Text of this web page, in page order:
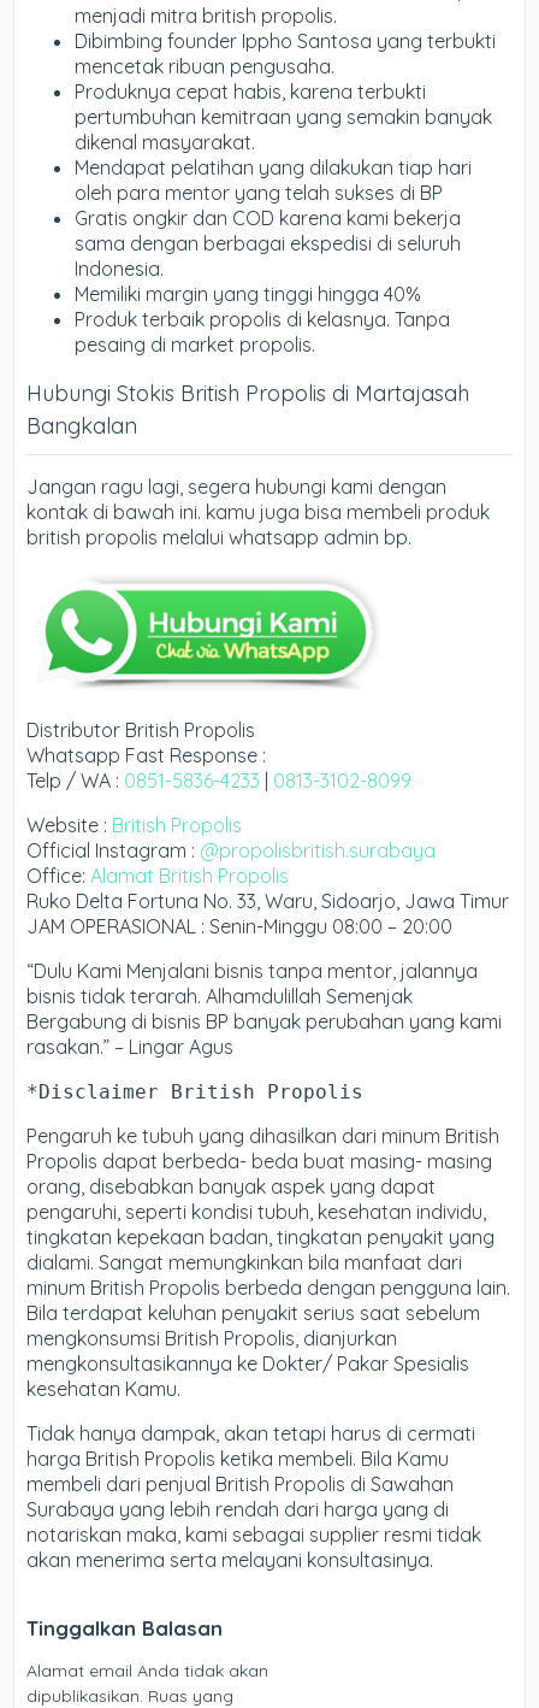
menjadi mitra british propolis.
Dibimbing founder Ippho Santosa yang terbukti
mencetak ribuan pengusaha.
Produknya cepat habis, karena terbukti
pertumbuhan kemitraan yang semakin banyak
dikenal masyarakat.
Mendapat pelatihan yang dilakukan tiap hari
oleh para mentor yang telah sukses di BP
Gratis ongkir dan COD karena kami bekerja
sama dengan berbagai ekspedisi di seluruh
Indonesia.
Memiliki margin yang tinggi hingga 40%
Produk terbaik propolis di kelasnya. Tanpa
pesaing di market propolis.
Hubungi Stokis British Propolis di Martajasah
Bangkalan
Jangan ragu lagi, segera hubungi kami dengan
kontak di bawah ini. kamu juga bisa membeli produk
british propolis melalui whatsapp admin bp.
Distributor British Propolis
Whatsapp Fast Response :
Telp / WA : 0851-5836-4233 | 0813-3102-8099
Website : British Propolis
Official Instagram : @propolisbritish.surabaya
Office:Alamat British Propolis
Ruko Delta Fortuna No. 33, Waru, Sidoarjo, Jawa Timur
JAM OPERASIONAL : Senin-Minggu 08:00 – 20:00
“Dulu Kami Menjalani bisnis tanpa mentor, jalannya
bisnis tidak terarah. Alhamdulillah Semenjak
Bergabung di bisnis BP banyak perubahan yang kami
rasakan.” – Lingar Agus
*Disclaimer British Propolis
Pengaruh ke tubuh yang dihasilkan dari minum British
Propolis dapat berbeda- beda buat masing- masing
orang, disebabkan banyak aspek yang dapat
pengaruhi, seperti kondisi tubuh, kesehatan individu,
tingkatan kepekaan badan, tingkatan penyakit yang
dialami. Sangat memungkinkan bila manfaat dari
minum British Propolis berbeda dengan pengguna lain.
Bila terdapat keluhan penyakit serius saat sebelum
mengkonsumsi British Propolis, dianjurkan
mengkonsultasikannya ke Dokter/ Pakar Spesialis
kesehatan Kamu.
Tidak hanya dampak, akan tetapi harus di cermati
harga British Propolis ketika membeli. Bila Kamu
membeli dari penjual British Propolis di Sawahan
Surabaya yang lebih rendah dari harga yang di
notariskan maka, kami sebagai supplier resmi tidak
akan menerima serta melayani konsultasinya.
Tinggalkan Balasan
Alamat email Anda tidak akan
dipublikasikan. Ruas yang